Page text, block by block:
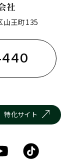
山王町135
特化サイト